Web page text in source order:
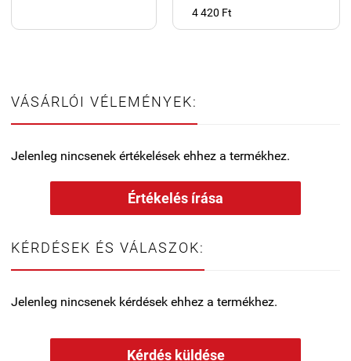
4 420 Ft
VÁSÁRLÓI VÉLEMÉNYEK:
Jelenleg nincsenek értékelések ehhez a termékhez.
Értékelés írása
KÉRDÉSEK ÉS VÁLASZOK:
Jelenleg nincsenek kérdések ehhez a termékhez.
Kérdés küldése